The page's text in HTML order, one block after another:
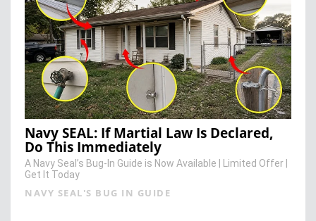
Navy SEAL: If Martial Law Is Declared,
Do This Immediately
A Navy Seal’s Bug-In Guide is Now Available | Limited Offer |
Get It Today
NAVY SEAL'S BUG IN GUIDE